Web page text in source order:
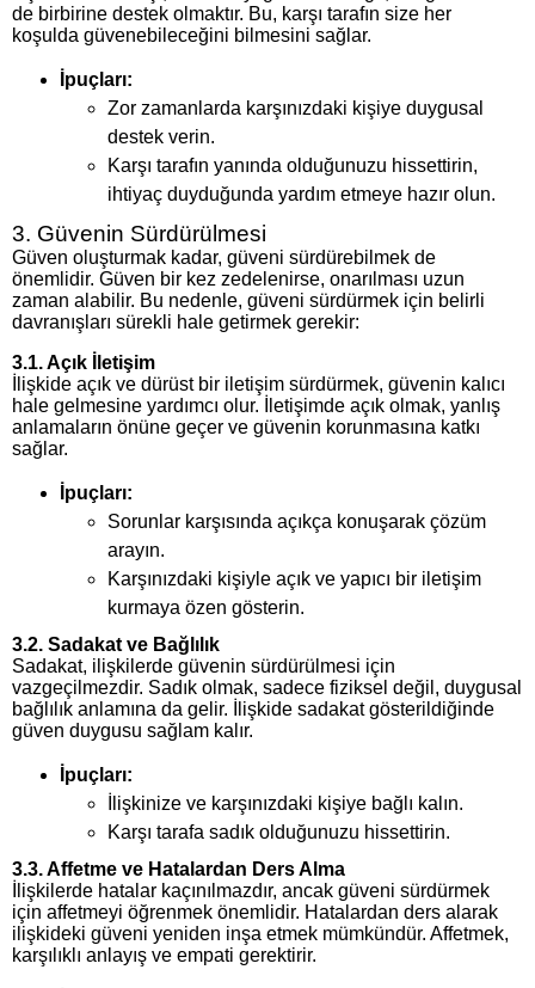
de birbirine destek olmaktır. Bu, karşı tarafın size her
koşulda güvenebileceğini bilmesini sağlar.
İpuçları:
Zor zamanlarda karşınızdaki kişiye duygusal
destek verin.
Karşı tarafın yanında olduğunuzu hissettirin,
ihtiyaç duyduğunda yardım etmeye hazır olun.
3. Güvenin Sürdürülmesi
Güven oluşturmak kadar, güveni sürdürebilmek de
önemlidir. Güven bir kez zedelenirse, onarılması uzun
zaman alabilir. Bu nedenle, güveni sürdürmek için belirli
davranışları sürekli hale getirmek gerekir:
3.1. Açık İletişim
İlişkide açık ve dürüst bir iletişim sürdürmek, güvenin kalıcı
hale gelmesine yardımcı olur. İletişimde açık olmak, yanlış
anlamaların önüne geçer ve güvenin korunmasına katkı
sağlar.
İpuçları:
Sorunlar karşısında açıkça konuşarak çözüm
arayın.
Karşınızdaki kişiyle açık ve yapıcı bir iletişim
kurmaya özen gösterin.
3.2. Sadakat ve Bağlılık
Sadakat, ilişkilerde güvenin sürdürülmesi için
vazgeçilmezdir. Sadık olmak, sadece fiziksel değil, duygusal
bağlılık anlamına da gelir. İlişkide sadakat gösterildiğinde
güven duygusu sağlam kalır.
İpuçları:
İlişkinize ve karşınızdaki kişiye bağlı kalın.
Karşı tarafa sadık olduğunuzu hissettirin.
3.3. Affetme ve Hatalardan Ders Alma
İlişkilerde hatalar kaçınılmazdır, ancak güveni sürdürmek
için affetmeyi öğrenmek önemlidir. Hatalardan ders alarak
ilişkideki güveni yeniden inşa etmek mümkündür. Affetmek,
karşılıklı anlayış ve empati gerektirir.